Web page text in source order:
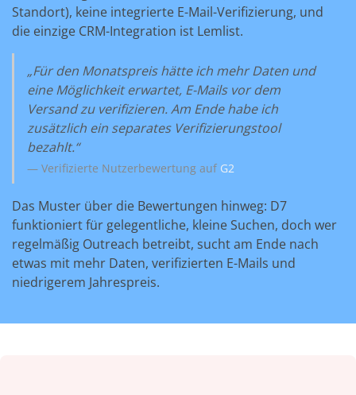
Standort), keine integrierte E-Mail-Verifizierung, und
die einzige CRM-Integration ist Lemlist.
„Für den Monatspreis hätte ich mehr Daten und
eine Möglichkeit erwartet, E-Mails vor dem
Versand zu verifizieren. Am Ende habe ich
zusätzlich ein separates Verifizierungstool
bezahlt.“
— Verifizierte Nutzerbewertung auf G2
Das Muster über die Bewertungen hinweg: D7
funktioniert für gelegentliche, kleine Suchen, doch wer
regelmäßig Outreach betreibt, sucht am Ende nach
etwas mit mehr Daten, verifizierten E-Mails und
niedrigerem Jahrespreis.